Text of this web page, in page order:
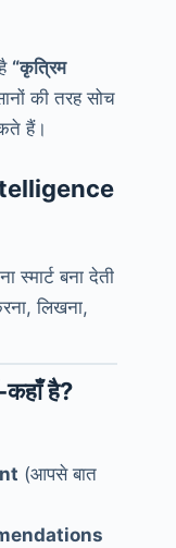
“कृत्रिम
की तरह सोच
हैं।
स्मार्ट बना देती
लिखना,
कहाँ है?
(आपसे बात